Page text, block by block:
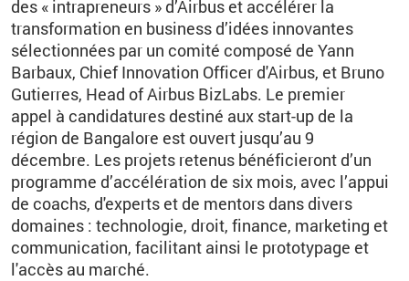
des « intrapreneurs » d’Airbus et accélérer la
transformation en business d’idées innovantes
sélectionnées par un comité composé de Yann
Barbaux, Chief Innovation Officer d'Airbus, et Bruno
Gutierres, Head of Airbus BizLabs. Le premier
appel à candidatures destiné aux start-up de la
région de Bangalore est ouvert jusqu’au 9
décembre. Les projets retenus bénéficieront d’un
programme d’accélération de six mois, avec l’appui
de coachs, d'experts et de mentors dans divers
domaines : technologie, droit, finance, marketing et
communication, facilitant ainsi le prototypage et
l'accès au marché.